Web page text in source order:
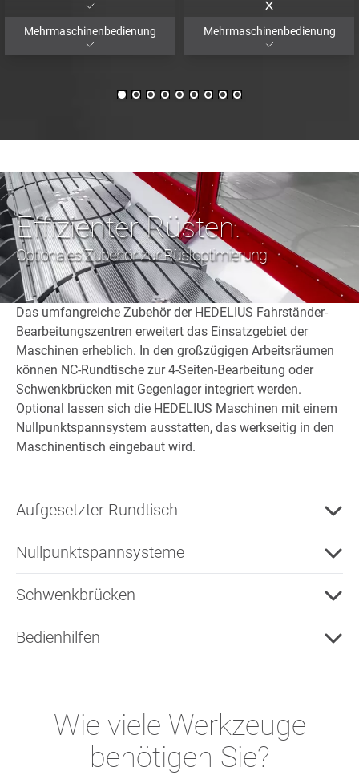
Mehrmaschinenbedienung Mehrmaschinenbedienung
Effizienter Rüsten.
Optionales Zubehör zur Rüstoptimierung.
Das umfangreiche Zubehör der HEDELIUS Fahrständer-
Bearbeitungszentren erweitert das Einsatzgebiet der
Maschinen erheblich. In den großzügigen Arbeitsräumen
können NC-Rundtische zur 4-Seiten-Bearbeitung oder
Schwenkbrücken mit Gegenlager integriert werden.
Optional lassen sich die HEDELIUS Maschinen mit einem
Nullpunktspannsystem ausstatten, das werkseitig in den
Maschinentisch eingebaut wird.
Aufgesetzter Rundtisch
Nullpunktspannsysteme
Schwenkbrücken
Bedienhilfen
Wie viele Werkzeuge
benötigen Sie?